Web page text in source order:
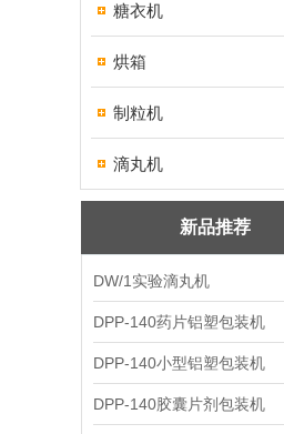
糖衣机
烘箱
制粒机
滴丸机
新品推荐
DW/1实验滴丸机
DPP-140药片铝塑包装机
DPP-140小型铝塑包装机
DPP-140胶囊片剂包装机